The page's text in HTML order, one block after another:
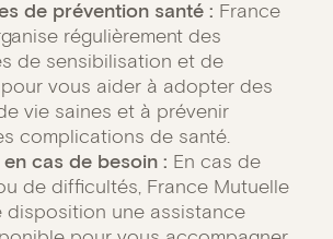
de prévention santé : France
régulièrement des
de sensibilisation et de
vous aider à adopter des
vie saines et à prévenir
complications de santé.
cas de besoin : En cas de
de difficultés, France Mutuelle
disposition une assistance